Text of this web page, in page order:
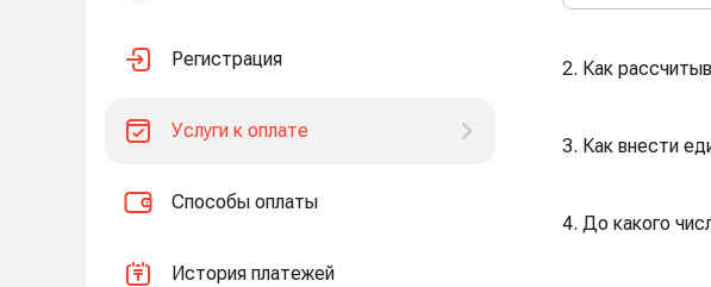
Регистрация
Услуги к оплате
Способы оплаты
История платежей
2. Как
3. Как внести
4. До какого